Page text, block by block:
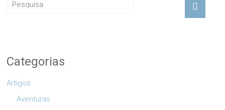
Categorias
Artigos
Aventuras